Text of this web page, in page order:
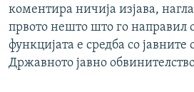
коментира ничија изјава,
првото нешто што го направил
функцијата е средба со
Државното јавно